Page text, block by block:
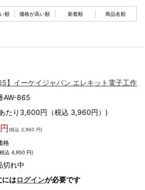
順 価格が高い順 新着順 商品名順
】イーケイジャパン エレキット電子工作
AW-865
たり3,600円（税込 3,960円）)
(税込 3,960 円)
格
込 4,950 円)
切れ中
にはログインが必要です